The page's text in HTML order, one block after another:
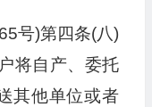
号)第四条(八)
将自产、委托
其他单位或者